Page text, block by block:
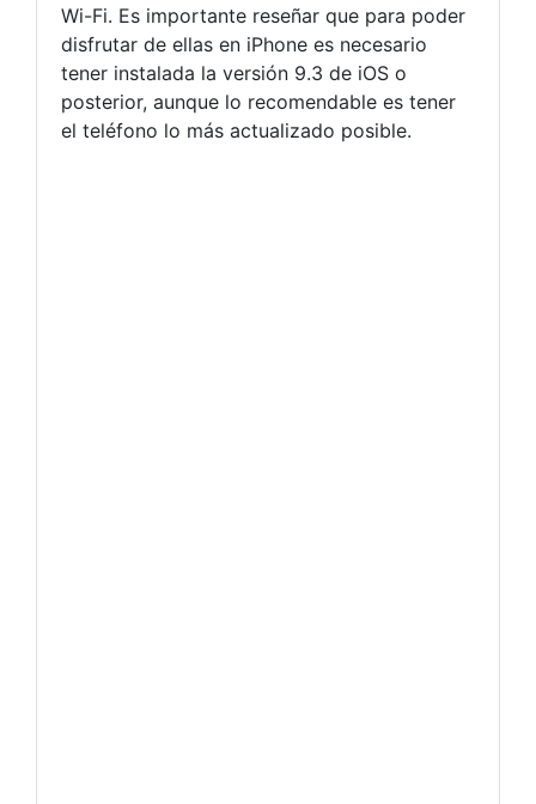
Wi-Fi. Es importante reseñar que para poder
disfrutar de ellas en iPhone es necesario
tener instalada la versión 9.3 de iOS o
posterior, aunque lo recomendable es tener
el teléfono lo más actualizado posible.